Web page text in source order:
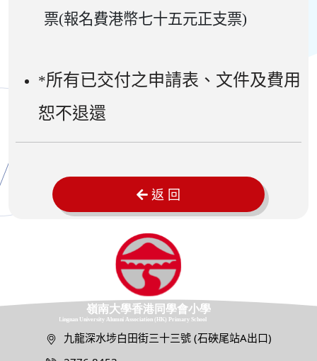
票(報名費港幣七十五元正支票)
*所有已交付之申請表、文件及費用
恕不退還
返 回
九龍深水埗白田街三十三號 (石硤尾站A出口)